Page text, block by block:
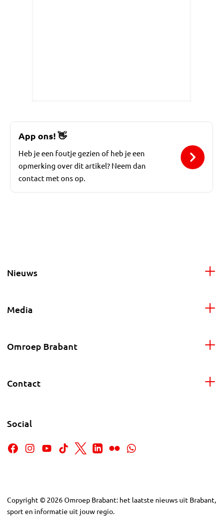
App ons!👋
Heb je een foutje gezien of heb je een
opmerking over dit artikel? Neem dan
contact met ons op.
Nieuws
Media
Omroep Brabant
Contact
Social
Copyright © 2026Omroep Brabant: het laatste nieuws uit Brabant,
sport en informatie uit jouw regio.